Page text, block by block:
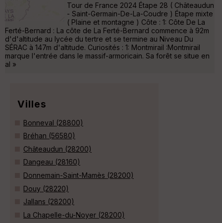
Tour de France 2024 Étape 28 ( Châteaudun
- Saint-Germain-De-La-Coudre ) Étape mixte
( Plaine et montagne ) Côte : 1: Côte De La
Ferté-Bernard : La côte de La Ferté-Bernard commence à 92m
d'd'altitude au lycée du tertre et se termine au Niveau Du
SÉRAC à 147m d'altitude. Curiosités : 1: Montmirail :Montmirail
marque l'entrée dans le massif-armoricain. Sa forêt se situe en
al »
Villes
Bonneval (28800)
Bréhan (56580)
Châteaudun (28200)
Dangeau (28160)
Donnemain-Saint-Mamès (28200)
Douy (28220)
Jallans (28200)
La Chapelle-du-Noyer (28200)